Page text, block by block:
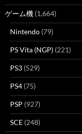
ゲーム機 (1,664)
Nintendo (79)
PS Vita (NGP) (221)
PS3 (529)
PS4 (75)
PSP (927)
SCE (248)